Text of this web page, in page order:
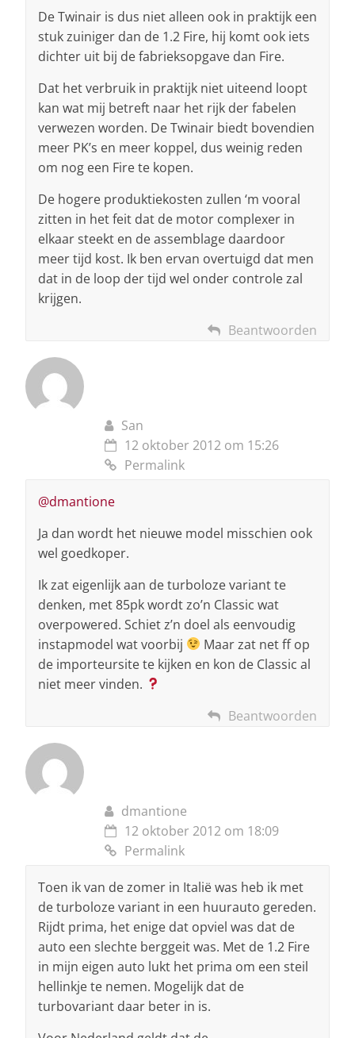
De Twinair is dus niet alleen ook in praktijk een
stuk zuiniger dan de 1.2 Fire, hij komt ook iets
dichter uit bij de fabrieksopgave dan Fire.
Dat het verbruik in praktijk niet uiteend loopt
kan wat mij betreft naar het rijk der fabelen
verwezen worden. De Twinair biedt bovendien
meer PK’s en meer koppel, dus weinig reden
om nog een Fire te kopen.
De hogere produktiekosten zullen ‘m vooral
zitten in het feit dat de motor complexer in
elkaar steekt en de assemblage daardoor
meer tijd kost. Ik ben ervan overtuigd dat men
dat in de loop der tijd wel onder controle zal
krijgen.
Beantwoorden
San
12 oktober 2012 om 15:26
Permalink
@dmantione
Ja dan wordt het nieuwe model misschien ook
wel goedkoper.
Ik zat eigenlijk aan de turboloze variant te
denken, met 85pk wordt zo’n Classic wat
overpowered. Schiet z’n doel als eenvoudig
instapmodel wat voorbij
Maar zat net ff op
de importeursite te kijken en kon de Classic al
niet meer vinden.
Beantwoorden
dmantione
12 oktober 2012 om 18:09
Permalink
Toen ik van de zomer in Italië was heb ik met
de turboloze variant in een huurauto gereden.
Rijdt prima, het enige dat opviel was dat de
auto een slechte berggeit was. Met de 1.2 Fire
in mijn eigen auto lukt het prima om een steil
hellinkje te nemen. Mogelijk dat de
turbovariant daar beter in is.